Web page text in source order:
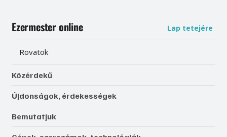
Ezermester online Lap tetejére
Rovatok
Közérdekű
Újdonságok, érdekességek
Bemutatjuk